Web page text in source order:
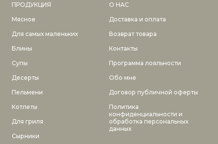
ПРОДУКЦИЯ
Мясное
Для самых маленьких
Блины
Супы
Десерты
Пельмени
Котлеты
Для гриля
Сырники
О НАС
Доставка и оплата
Возврат товара
Контакты
Программа лояльности
Обо мне
Договор публичной оферты
Политика
конфиденциальности и
обработка персональных
данных